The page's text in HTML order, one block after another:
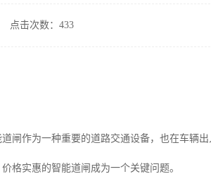
点击次数：433
闸作为一种重要的道路交通设备，也在车辆
格实惠的智能道闸成为一个关键问题。